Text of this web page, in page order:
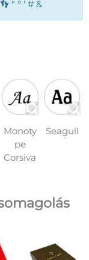
" ° ' # &
Monoty
pe
Corsiva
Seagull